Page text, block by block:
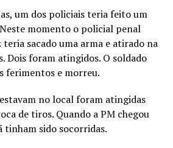
um dos policiais teria feito um
momento o policial penal
teria sacado uma arma e atirado na
Dois foram atingidos. O soldado
ferimentos e morreu.
no local foram atingidas
de tiros. Quando a PM chegou
tinham sido socorridas.